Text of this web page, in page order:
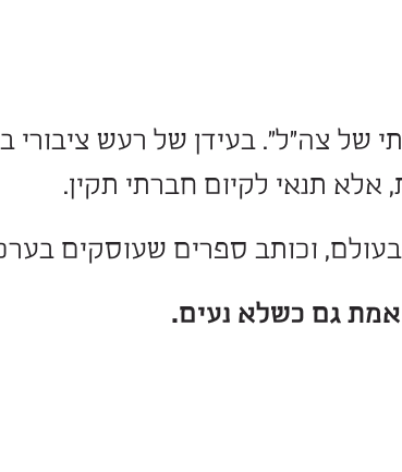
בין מדע לאמונה, שילוב נדיר
הולכות אצלו יד ביד.
בעידן של רעש ציבורי בלתי